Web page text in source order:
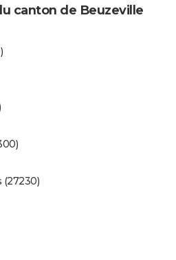
canton de Beuzeville
(27230)